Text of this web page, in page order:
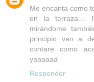
Me encanta como
en la terraza...
mirándome
principio van a
contare como
yaaaaaa
Responder